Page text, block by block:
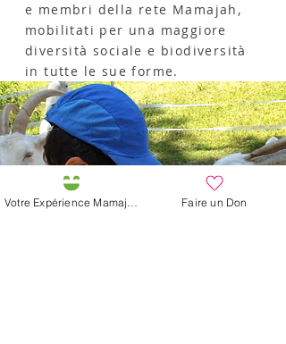
e membri della rete Mamajah,
mobilitati per una maggiore
diversità sociale e biodiversità
in tutte le sue forme.
Faire un Don